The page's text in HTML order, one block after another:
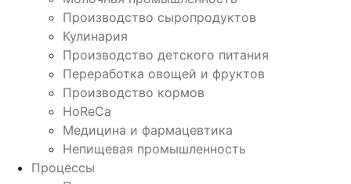
Производство сыропродуктов
Кулинария
Производство детского питания
Переработка овощей и фруктов
Производство кормов
HoReCa
Медицина и фармацевтика
Непищевая промышленность
Процессы